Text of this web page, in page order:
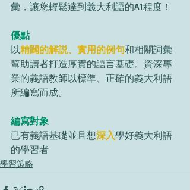
彙，讓您輕鬆達到義大利語的A1程度！
優點
以精闢的解説、實用的例句和相關詞彙
幫助讀者打造厚實的語言基礎。資深專
業的義語教師以標準、正確的義大利語
所編寫而成。
編寫對象
已有義語基礎並且想深入學好義大利語
的學習者
學習策略